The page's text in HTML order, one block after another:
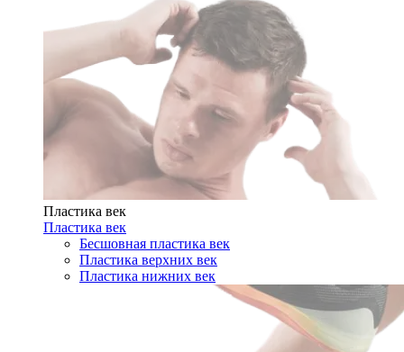
Пластика век
Пластика век
Бесшовная пластика век
Пластика верхних век
Пластика нижних век